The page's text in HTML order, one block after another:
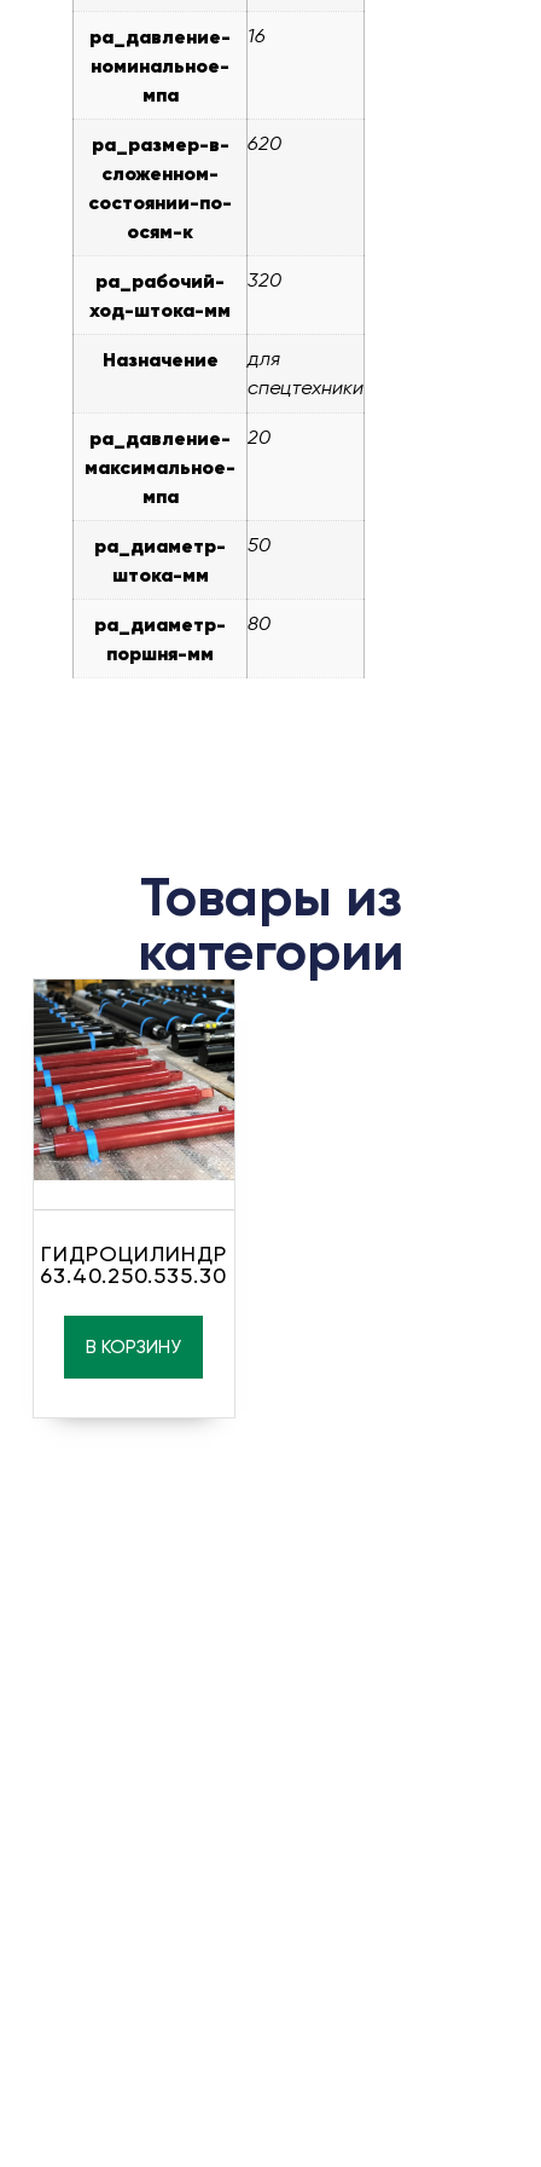
pa_давление-
номинальное-
мпа
16
pa_размер-в-
сложенном-
состоянии-по-
осям-к
620
pa_рабочий-
ход-штока-мм
320
Назначение
для
спецтехники
pa_давление-
максимальное-
мпа
20
pa_диаметр-
штока-мм
50
pa_диаметр-
поршня-мм
80
Товары из
категории
ГИДРОЦИЛИНДР
63.40.250.535.30
В КОРЗИНУ